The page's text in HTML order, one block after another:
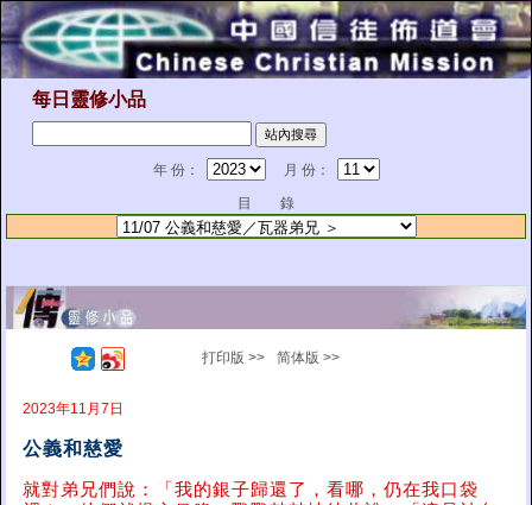
每日靈修小品
年 份：
月 份：
目 錄
打印版 >> 简体版 >>
2023年11月7日
公義和慈愛
就對弟兄們說：「我的銀子歸還了，看哪，仍在我口袋